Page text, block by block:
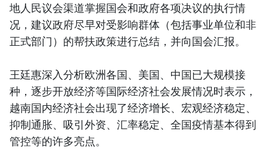
地人民议会渠道掌握国会和政府各项决议的执行情
况，建议政府尽早对受影响群体（包括事业单位和非
正式部门）的帮扶政策进行总结，并向国会汇报。
王廷惠深入分析欧洲各国、美国、中国已大规模接
种，逐步开放经济等国际经济社会发展情况时表示，
越南国内经济社会出现了经济增长、宏观经济稳定、
抑制通胀、吸引外资、汇率稳定、全国疫情基本得到
管控等的许多亮点。